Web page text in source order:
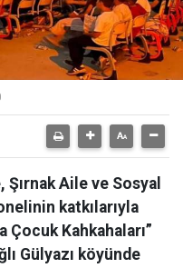
Aile ve Sosyal
katkılarıyla
Çocuk Kahkahaları”
Gülyazı köyünde